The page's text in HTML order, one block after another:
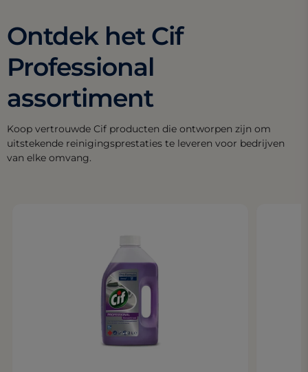
Ontdek het Cif
Professional
assortiment
Koop vertrouwde Cif producten die ontworpen zijn om
uitstekende reinigingsprestaties te leveren voor bedrijven
van elke omvang.